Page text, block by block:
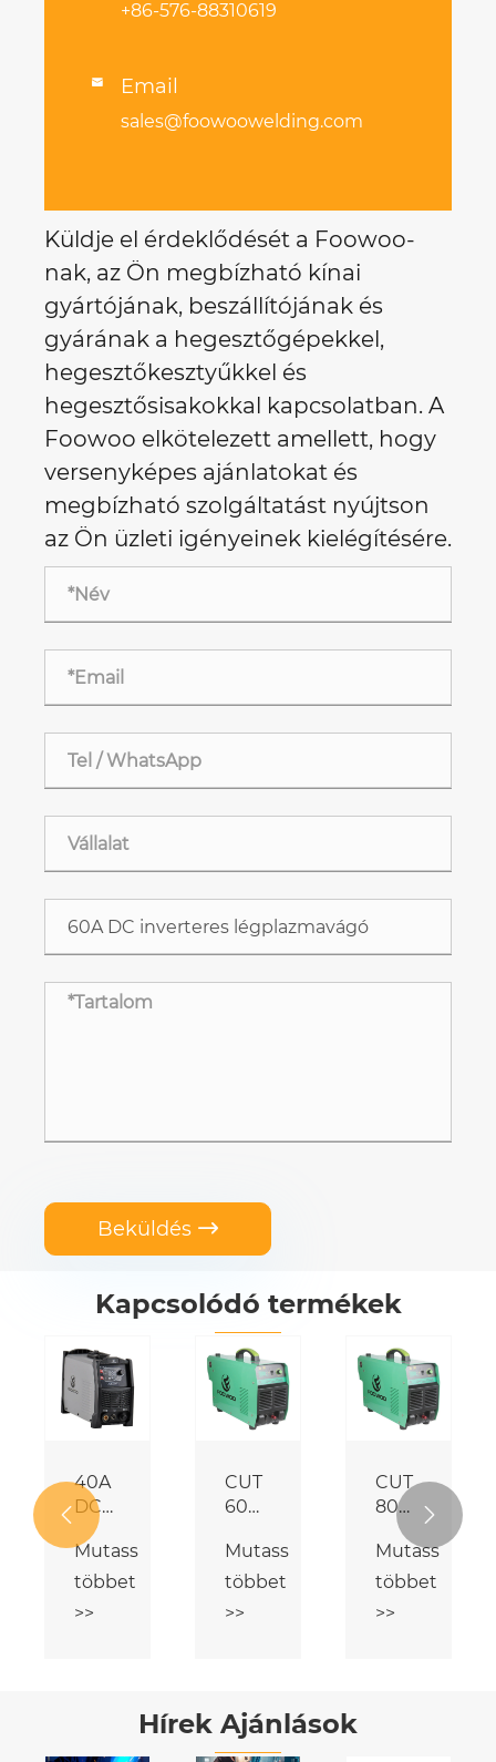
+86-576-88310619
 Email
sales@foowoowelding.com
Küldje el érdeklődését a Foowoo-
nak, az Ön megbízható kínai
gyártójának, beszállítójának és
gyárának a hegesztőgépekkel,
hegesztőkesztyűkkel és
hegesztősisakokkal kapcsolatban. A
Foowoo elkötelezett amellett, hogy
versenyképes ajánlatokat és
megbízható szolgáltatást nyújtson
az Ön üzleti igényeinek kielégítésére.
Beküldés 
Kapcsolódó termékek
30A
DC
inverteres
légplazmavágó
Mutass
többet
40A
légplazmavágó
Mutass
többet
CUT
plazmavágó
Mutass
többet
 
Hírek Ajánlások